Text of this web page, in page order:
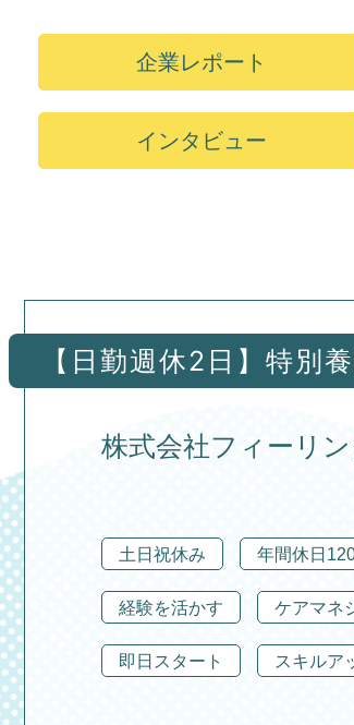
企業レポート
インタビュー
【日勤週休2日】特別
株式会社フィーリ
土日祝休み 年間休日
経験を活かす ケアマネ
即日スタート スキルア